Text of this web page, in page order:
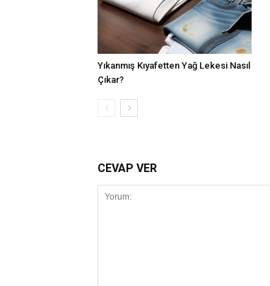
Yıkanmış Kıyafetten Yağ Lekesi Nasıl
Çıkar?
CEVAP VER